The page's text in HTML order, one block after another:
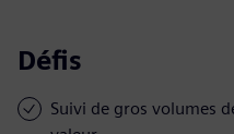
Défis
Suivi de gros volumes